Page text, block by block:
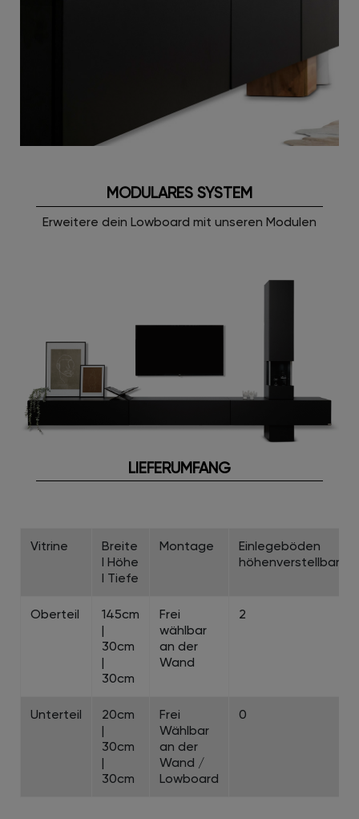
MODULARES SYSTEM
Erweitere dein Lowboard mit unseren Modulen
LIEFERUMFANG
Vitrine
Breite
I Höhe
I Tiefe
Montage
Einlegeböden
höhenverstellbar
Oberteil
145cm
|
30cm
|
30cm
Frei
wählbar
an der
Wand
2
Unterteil
20cm
|
30cm
|
30cm
Frei
Wählbar
an der
Wand /
Lowboard
0